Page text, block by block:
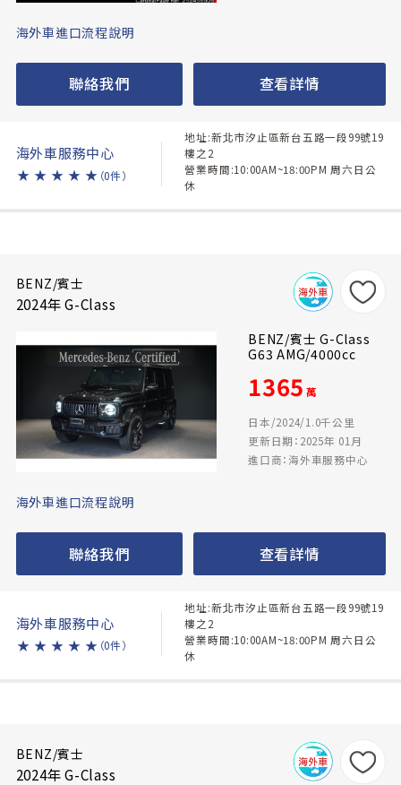
海外車進口流程說明
聯絡我們 查看詳情
海外車服務中心
★ ★ ★ ★ ★ （0件）
地址:新北市汐止區新台五路一段99號19
樓之2
營業時間:10:00AM~18:00PM 周六日公
休
BENZ/賓士
2024年 G-Class
BENZ/賓士 G-Class
G63 AMG/4000cc
1365 萬
日本/2024/1.0千公里
更新日期：2025年 01月
進口商：海外車服務中心
海外車進口流程說明
聯絡我們 查看詳情
海外車服務中心
★ ★ ★ ★ ★ （0件）
地址:新北市汐止區新台五路一段99號19
樓之2
營業時間:10:00AM~18:00PM 周六日公
休
BENZ/賓士
2024年 G-Class